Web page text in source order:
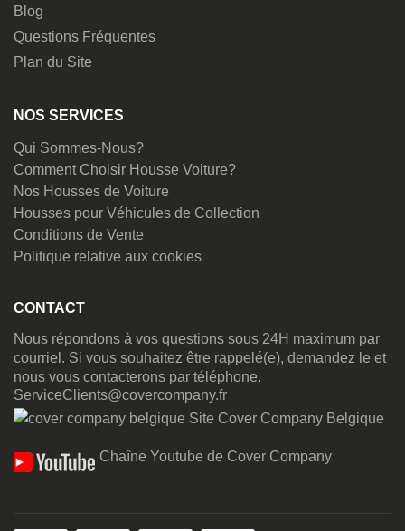
Blog
Questions Fréquentes
Plan du Site
NOS SERVICES
Qui Sommes-Nous?
Comment Choisir Housse Voiture?
Nos Housses de Voiture
Housses pour Véhicules de Collection
Conditions de Vente
Politique relative aux cookies
CONTACT
Nous répondons à vos questions sous 24H maximum par
courriel. Si vous souhaitez être rappelé(e), demandez le et
nous vous contacterons par téléphone.
ServiceClients@covercompany.fr
Site Cover Company Belgique
Chaîne Youtube de Cover Company